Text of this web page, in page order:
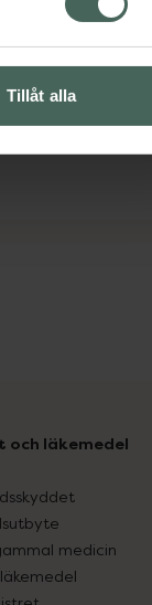
Tillåt alla
och läkemedel
medicin